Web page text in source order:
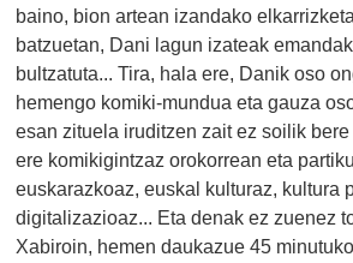
baino, bion artean izandako
batzuetan, Dani lagun izateak
bultzatuta... Tira, hala ere, Danik oso
hemengo komiki-mundua eta gauza
esan zituela iruditzen zait ez soilik
ere komikigintzaz orokorrean eta
euskarazkoaz, euskal kulturaz, kultura
digitalizazioaz... Eta denak ez zuenez
Xabiroin, hemen daukazue 45